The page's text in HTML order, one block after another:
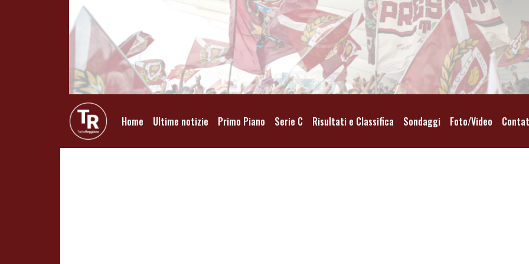
Home Ultime notizie Primo Piano Serie C Risultati e Classifica Sondaggi Foto/Video